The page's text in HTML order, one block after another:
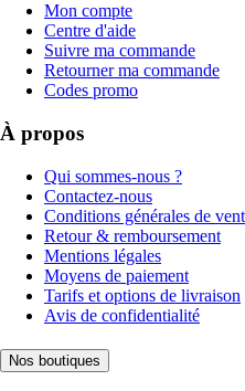
Mon compte
Centre d'aide
Suivre ma commande
Retourner ma commande
Codes promo
À propos
Qui sommes-nous ?
Contactez-nous
Conditions générales de
Retour & remboursement
Mentions légales
Moyens de paiement
Tarifs et options de livraison
Avis de confidentialité
Nos boutiques